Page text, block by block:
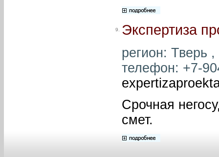
9. Экспертиза
регион: Тверь
телефон: +7-
Срочная
смет.